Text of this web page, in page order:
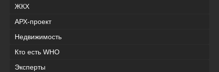
ЖКХ
АРХ-проект
Недвижимость
Кто есть WHO
Эксперты